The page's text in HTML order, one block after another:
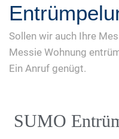
Sollen wir auch Ihre
Messie Wohnung
Ein Anruf genügt.
SUMO